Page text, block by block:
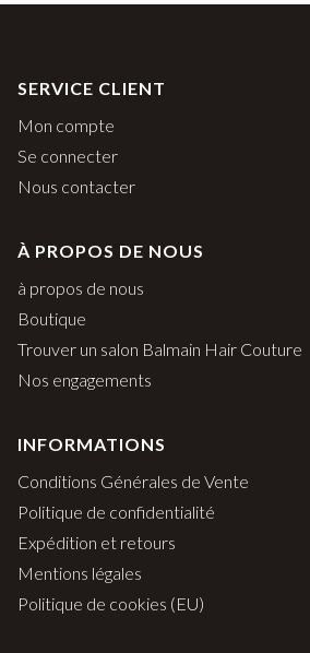
SERVICE CLIENT
Mon compte
Se connecter
Nous contacter
À PROPOS DE NOUS
à propos de nous
Boutique
Trouver un salon Balmain Hair Couture
Nos engagements
INFORMATIONS
Conditions Générales de Vente
Politique de confidentialité
Expédition et retours
Mentions légales
Politique de cookies (EU)